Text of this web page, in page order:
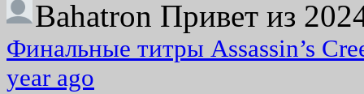
Bahatron Привет из
Финальные титры Assassin’s
year ago